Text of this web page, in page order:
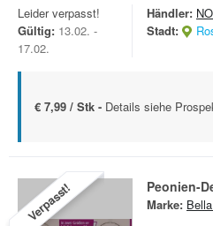
Leider verpasst!
Gültig: 13.02. -
17.02.
Händler:
Stadt:
€ 7,99 / Stk - Details siehe
Verpasst! Peonien-
Marke: